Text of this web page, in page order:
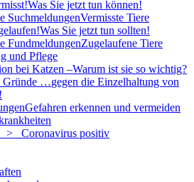
Was Sie jetzt tun können!
SuchmeldungenVermisste Tiere
Was Sie jetzt tun sollten!
FundmeldungenZugelaufene Tiere
und Pflege
bei Katzen –Warum ist sie so wichtig?
Gründe …gegen die Einzelhaltung von
Gefahren erkennen und vermeiden
> Coronavirus positiv